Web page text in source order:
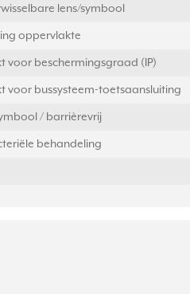
lens/symbool
oppervlakte
voor beschermingsgraad (IP)
voor bussysteem-toetsaansluiting
/ barrièrevrij
behandeling